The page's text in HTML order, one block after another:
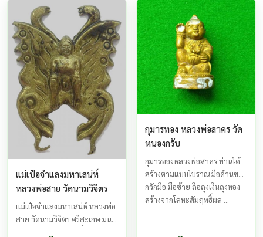
เมตตามหานิยม และเมตตา
ค้าขาย เหมาะสำหรับเลี้ยงไว้
เรียกโชคลาค ...
แม่เป๋อจำแลงมหาเสน่ห์
หลวงพ่อสาย วัดนามวิจิตร
แม่เป๋อจำแลงมหาเสน่ห์ หลวงพ่อ
สาย วัดนามวิจิตร ศรีสะเกษ มนต์
กุมารทอง หลวงพ่อสาคร วัด
หนองกรับ
กุมารทองหลวงพ่อสาคร ท่านได้
สร้างตามแบบโบราณ มือด้านขวา
กวักมือ มือซ้าย ถือถุงเงินถุงทอง
สร้างจากโลหะสัมฤทธิ์ผล ...